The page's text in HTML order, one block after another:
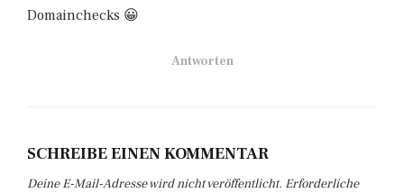
Domainchecks 😀
Antworten
SCHREIBE EINEN KOMMENTAR
Deine E-Mail-Adresse wird nicht veröffentlicht. Erforderliche